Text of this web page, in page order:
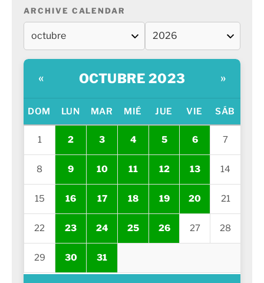
ARCHIVE CALENDAR
« OCTUBRE 2023 »
DOM LUN MAR MIÉ JUE VIE SÁB
1 2 3 4 5 6 7
8 9 10 11 12 13 14
15 16 17 18 19 20 21
22 23 24 25 26 27 28
29 30 31